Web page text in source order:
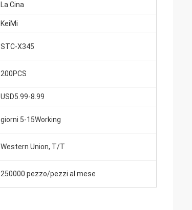
La Cina
KeiMi
STC-X345
200PCS
USD5.99-8.99
giorni 5-15Working
Western Union, T/T
250000 pezzo/pezzi al mese